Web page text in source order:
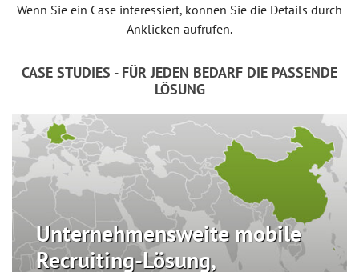
Wenn Sie ein Case interessiert, können Sie die Details durch
Anklicken aufrufen.
CASE STUDIES - FÜR JEDEN BEDARF DIE PASSENDE
LÖSUNG
Unternehmensweite mobile
Recruiting-Lösung,